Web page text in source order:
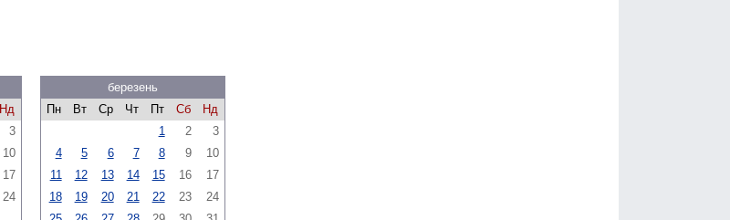
Нд
3
10
17
24
березень
Пн
Вт Ср Чт Пт Сб
Нд
1
2
3
4
5 6 7 8 9
10
11
12 13 14 15 16
17
18
19 20 21 22 23
24